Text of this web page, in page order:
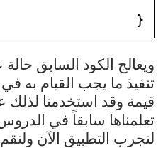
}
ويعالج الكود السابق
تنفيذ ما يجب القيام به
قيمة وقد استخدمنا لذلك
تعلمناها سابقاً في
لنجرب التطبيق الآن